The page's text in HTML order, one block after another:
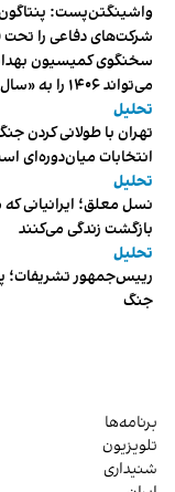
واشینگتن‌پست:
شرکت‌های دفاعی را
سخنگوی کمیسیون
می‌تواند ۱۴۰۶ را به «سال کشتار بیماران» تبدیل کند
تحلیل
تهران با طولانی کردن
انتخابات میان‌دوره‌ای
تحلیل
نسل معلق؛ ایرانیانی
بازگشت زندگی می‌کنند
تحلیل
رییس‌جمهور تشریفات؛
جنگ
برنامه‌ها
تلویزیون
شنیداری